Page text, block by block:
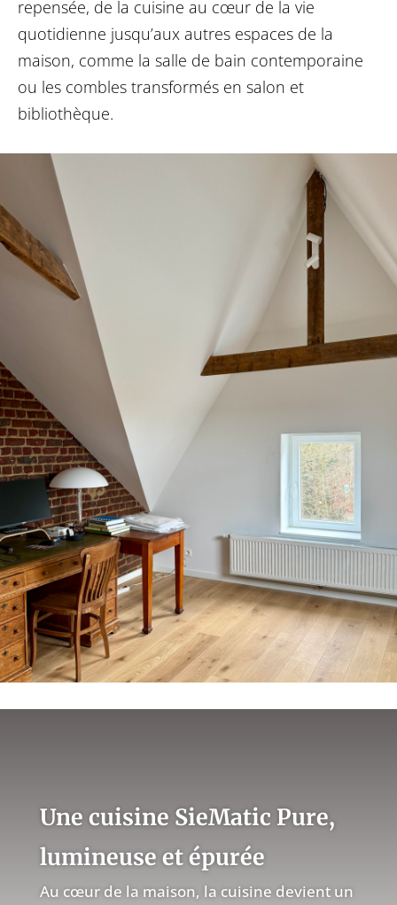
repensée, de la cuisine au cœur de la vie
quotidienne jusqu’aux autres espaces de la
maison, comme la salle de bain contemporaine
ou les combles transformés en salon et
bibliothèque.
Une cuisine SieMatic Pure,
lumineuse et épurée
Au cœur de la maison, la cuisine devient un